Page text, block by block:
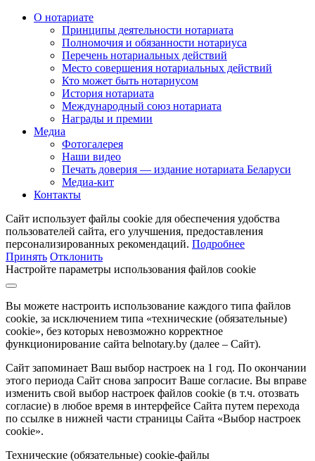
О нотариате
Принципы деятельности нотариата
Полномочия и обязанности нотариуса
Перечень нотариальных действий
Место совершения нотариальных действий
Кто может быть нотариусом
История нотариата
Международный союз нотариата
Награды и премии
Медиа
Фотогалерея
Наши видео
Печать доверия — издание нотариата Беларуси
Медиа-кит
Контакты
Сайт использует файлы cookie для обеспечения удобства
пользователей сайта, его улучшения, предоставления
персонализированных рекомендаций. Подробнее
Принять Отклонить
Настройте параметры использования файлов cookie
Вы можете настроить использование каждого типа файлов
cookie, за исключением типа «технические (обязательные)
cookie», без которых невозможно корректное
функционирование сайта belnotary.by (далее – Сайт).
Сайт запоминает Ваш выбор настроек на 1 год. По окончании
этого периода Сайт снова запросит Ваше согласие. Вы вправе
изменить свой выбор настроек файлов cookie (в т.ч. отозвать
согласие) в любое время в интерфейсе Сайта путем перехода
по ссылке в нижней части страницы Сайта «Выбор настроек
cookie».
Технические (обязательные) cookie-файлы